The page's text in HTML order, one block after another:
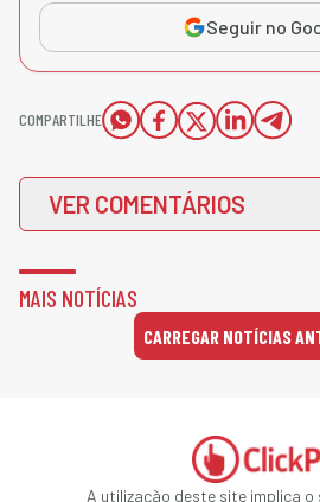
Seguir no
COMPARTILHE
VER COMENTÁRIOS
MAIS NOTÍCIAS
CARREGAR NOTÍCIAS
A utilização deste site implica o